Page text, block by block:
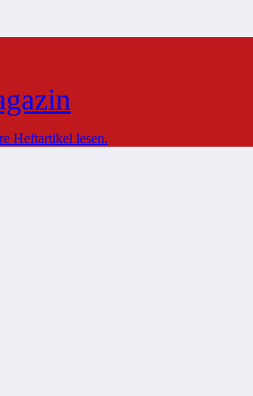
Heftartikel lesen.